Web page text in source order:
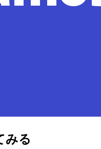
みる